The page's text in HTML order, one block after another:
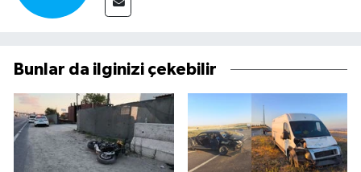
Bunlar da ilginizi çekebilir